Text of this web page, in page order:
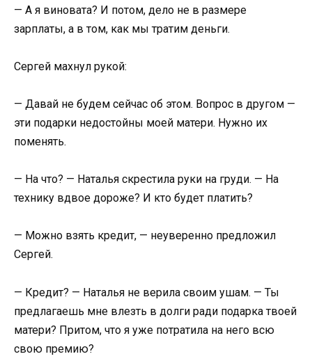
— А я виновата? И потом, дело не в размере
зарплаты, а в том, как мы тратим деньги.
Сергей махнул рукой:
— Давай не будем сейчас об этом. Вопрос в другом —
эти подарки недостойны моей матери. Нужно их
поменять.
— На что? — Наталья скрестила руки на груди. — На
технику вдвое дороже? И кто будет платить?
— Можно взять кредит, — неуверенно предложил
Сергей.
— Кредит? — Наталья не верила своим ушам. — Ты
предлагаешь мне влезть в долги ради подарка твоей
матери? Притом, что я уже потратила на него всю
свою премию?